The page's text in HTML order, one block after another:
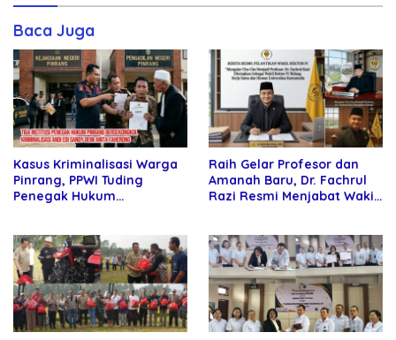
Baca Juga
Kasus Kriminalisasi Warga
Pinrang, PPWI Tuding
Penegak Hukum
Raih Gelar Profesor dan
Amanah Baru, Dr. Fachrul
Razi Resmi Menjabat Wakil